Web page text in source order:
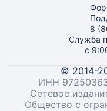
8
Служба
с
© 2014-
ИНН
Сетевое
Общество с